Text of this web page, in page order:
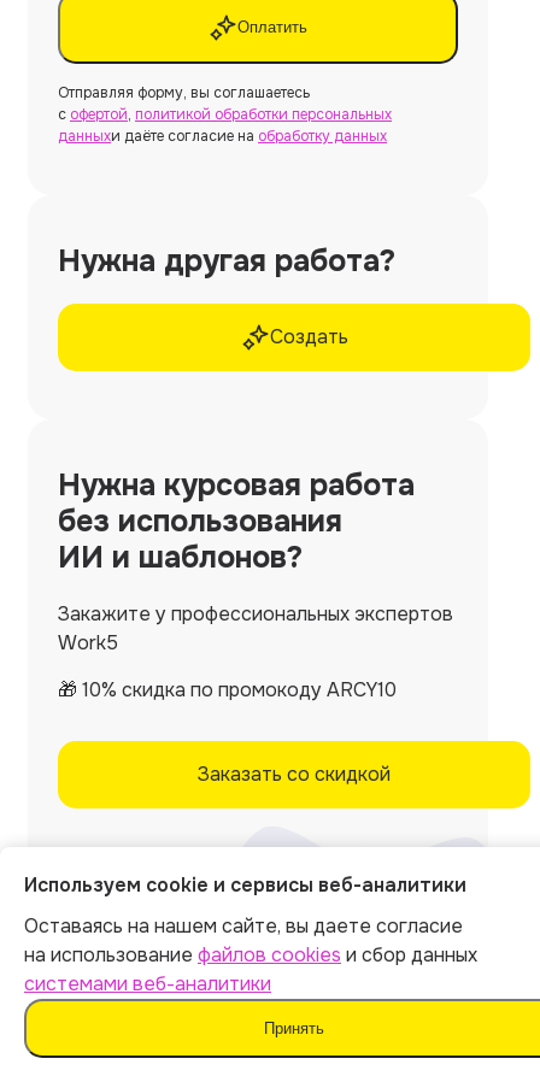
Оплатить
Отправляя форму, вы соглашаетесь
с офертой, политикой обработки персональных
данныхи даёте согласие на обработку данных
Нужна другая работа?
Создать
Нужна курсовая работа
без использования
ИИ и шаблонов?
Закажите у профессиональных экспертов
Work5
🎁 10% скидка по промокоду ARCY10
Заказать со скидкой
Используем cookie и сервисы веб-аналитики
Оставаясь на нашем сайте, вы даете согласие
на использование файлов cookies и сбор данных
системами веб-аналитики
Принять